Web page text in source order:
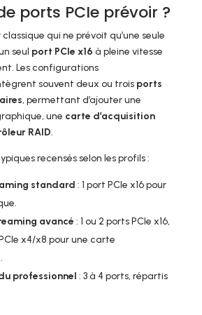
ports PCIe prévoir ?
qui ne prévoit qu’une seule
seul port PCIe x16 à pleine vitesse
Les configurations
souvent deux ou trois ports
, permettant d’ajouter une
une carte d’acquisition
RAID.
recensés selon les profils :
standard : 1 port PCIe x16 pour
avancé : 1 ou 2 ports PCIe x16,
x4/x8 pour une carte
professionnel : 3 à 4 ports, répartis